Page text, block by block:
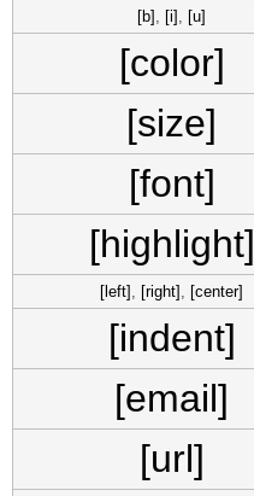
[b] , [i] , [u]
[color]
[size]
[font]
[highlight]
[left] , [right] , [center]
[indent]
[email]
[url]